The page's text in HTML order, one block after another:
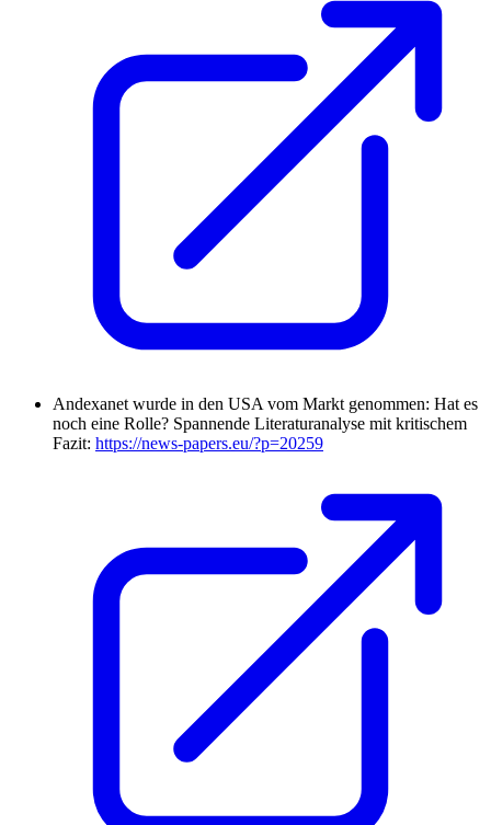
Andexanet wurde in den USA vom Markt genommen: Hat es
noch eine Rolle? Spannende Literaturanalyse mit kritischem
Fazit: https://news-papers.eu/?p=20259